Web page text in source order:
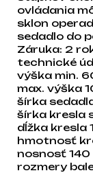
ovládania
sklon
sedadlo do
Záruka: 2
technické
výška min.
max. výška
šírka
šírka kresla
dĺžka kresla
hmotnosť
nosnosť 140
rozmery